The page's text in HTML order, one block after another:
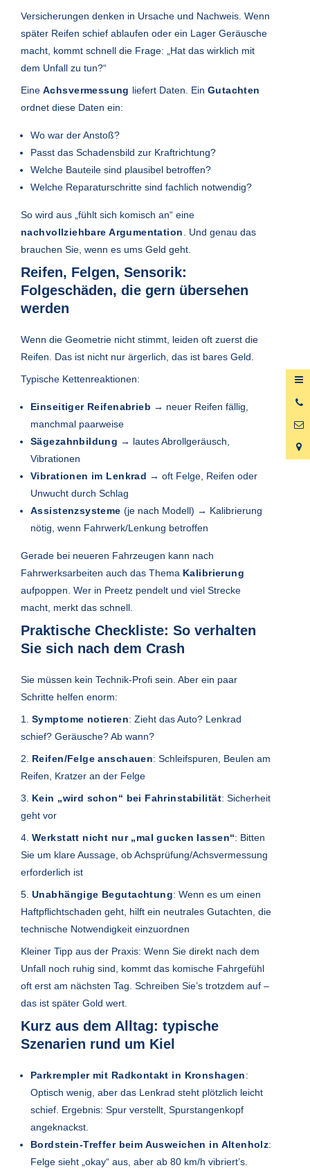
Versicherungen denken in Ursache und Nachweis. Wenn
später Reifen schief ablaufen oder ein Lager Geräusche
macht, kommt schnell die Frage: „Hat das wirklich mit
dem Unfall zu tun?“
Eine Achsvermessung liefert Daten. Ein Gutachten
ordnet diese Daten ein:
Wo war der Anstoß?
Passt das Schadensbild zur Kraftrichtung?
Welche Bauteile sind plausibel betroffen?
Welche Reparaturschritte sind fachlich notwendig?
So wird aus „fühlt sich komisch an“ eine
nachvollziehbare Argumentation
. Und genau das
brauchen Sie, wenn es ums Geld geht.
Reifen, Felgen, Sensorik:
Folgeschäden, die gern übersehen
werden
Wenn die Geometrie nicht stimmt, leiden oft zuerst die
Reifen. Das ist nicht nur ärgerlich, das ist bares Geld.
Typische Kettenreaktionen:
Einseitiger Reifenabrieb → neuer Reifen fällig,
manchmal paarweise
Sägezahnbildung → lautes Abrollgeräusch,
Vibrationen
Vibrationen im Lenkrad → oft Felge, Reifen oder
Unwucht durch Schlag
Assistenzsysteme (je nach Modell) → Kalibrierung
nötig, wenn Fahrwerk/Lenkung betroffen
Gerade bei neueren Fahrzeugen kann nach
Fahrwerksarbeiten auch das Thema Kalibrierung
aufpoppen. Wer in Preetz pendelt und viel Strecke
macht, merkt das schnell.
Praktische Checkliste: So verhalten
Sie sich nach dem Crash
Sie müssen kein Technik-Profi sein. Aber ein paar
Schritte helfen enorm:
1. Symptome notieren: Zieht das Auto? Lenkrad
schief? Geräusche? Ab wann?
2. Reifen/Felge anschauen: Schleifspuren, Beulen am
Reifen, Kratzer an der Felge
3. Kein „wird schon“ bei Fahrinstabilität: Sicherheit
geht vor
4. Werkstatt nicht nur „mal gucken lassen“: Bitten
Sie um klare Aussage, ob Achsprüfung/Achsvermessung
erforderlich ist
5. Unabhängige Begutachtung: Wenn es um einen
Haftpflichtschaden geht, hilft ein neutrales Gutachten, die
technische Notwendigkeit einzuordnen
Kleiner Tipp aus der Praxis: Wenn Sie direkt nach dem
Unfall noch ruhig sind, kommt das komische Fahrgefühl
oft erst am nächsten Tag. Schreiben Sie’s trotzdem auf –
das ist später Gold wert.
Kurz aus dem Alltag: typische
Szenarien rund um Kiel
Parkrempler mit Radkontakt in Kronshagen:
Optisch wenig, aber das Lenkrad steht plötzlich leicht
schief. Ergebnis: Spur verstellt, Spurstangenkopf
angeknackst.
Bordstein-Treffer beim Ausweichen in Altenholz:
Felge sieht „okay“ aus, aber ab 80 km/h vibriert’s.